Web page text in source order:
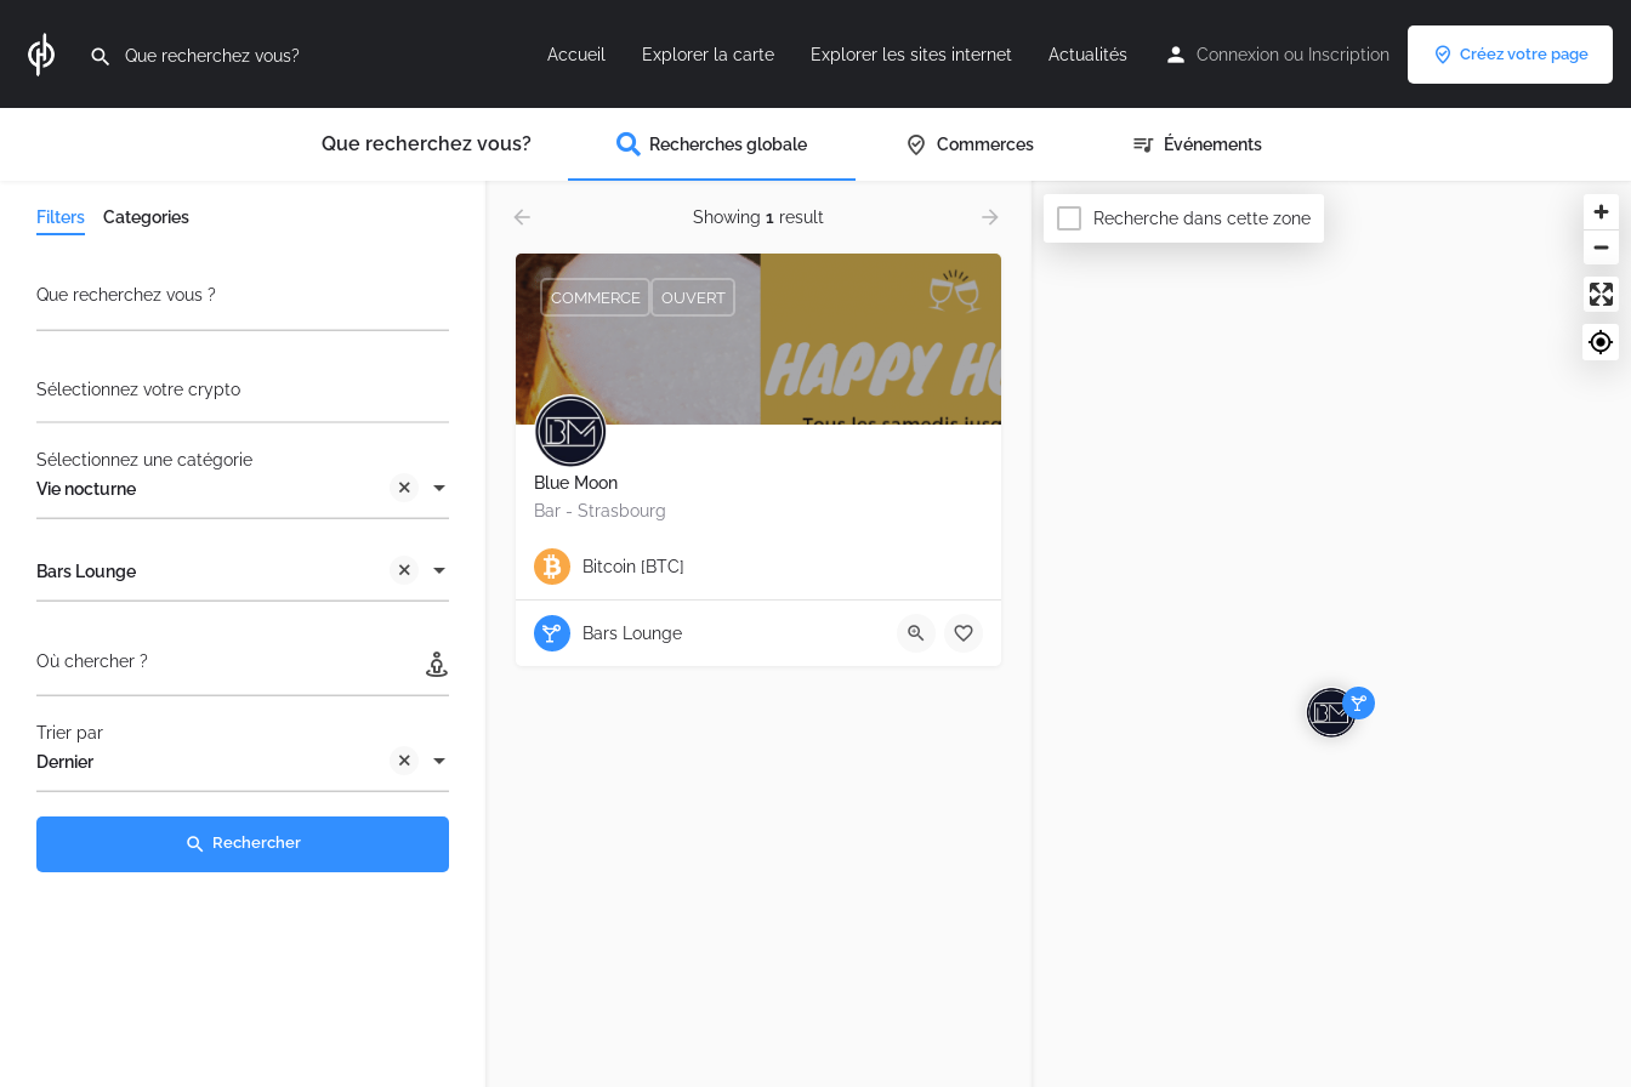
Accueil Explorer la carte Explorer les sites internet Actualités Connexion ou Inscription Créez votre page
Que recherchez vous? Recherches globale Commerces Événements
Filters Categories
Que recherchez vous ?
Sélectionnez votre crypto
Sélectionnez une catégorie
Vie nocturne
Bars Lounge
Où chercher ?
Dernier
Trier par
Rechercher
Showing 1 result
Blue Moon
Bar - Strasbourg
COMMERCE OUVERT
Bitcoin [BTC]
Bars Lounge
Recherche dans cette zone